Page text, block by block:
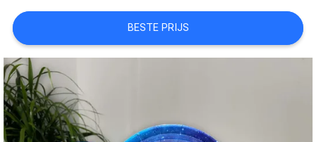
SITEMAP
PRIVACY
POLICY
BESTE PRIJS